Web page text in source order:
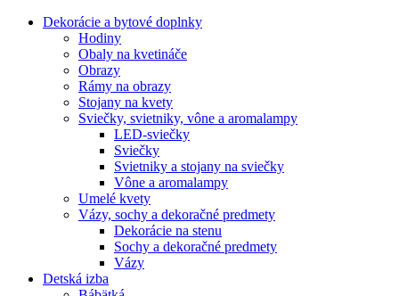
Dekorácie a bytové doplnky
Hodiny
Obaly na kvetináče
Obrazy
Rámy na obrazy
Stojany na kvety
Sviečky, svietniky, vône a aromalampy
LED-sviečky
Sviečky
Svietniky a stojany na sviečky
Vône a aromalampy
Umelé kvety
Vázy, sochy a dekoračné predmety
Dekorácie na stenu
Sochy a dekoračné predmety
Vázy
Detská izba